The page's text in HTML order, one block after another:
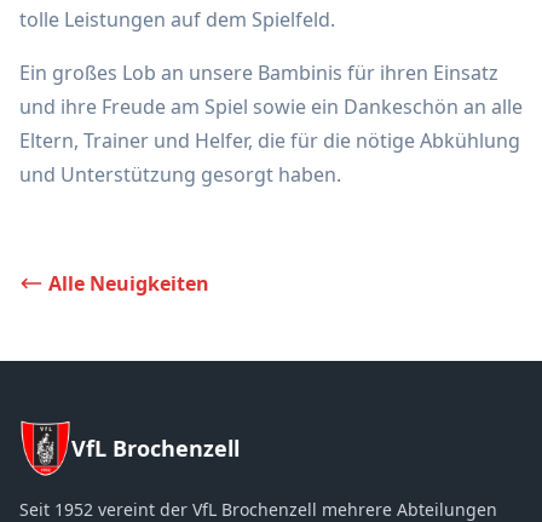
tolle Leistungen auf dem Spielfeld.
Ein großes Lob an unsere Bambinis für ihren Einsatz
und ihre Freude am Spiel sowie ein Dankeschön an alle
Eltern, Trainer und Helfer, die für die nötige Abkühlung
und Unterstützung gesorgt haben.
Alle Neuigkeiten
VfL Brochenzell
Seit 1952 vereint der VfL Brochenzell mehrere Abteilungen